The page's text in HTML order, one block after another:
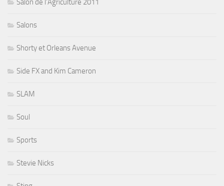
Salon de l'Agriculture 2011
Salons
Shorty et Orleans Avenue
Side FX and Kim Cameron
SLAM
Soul
Sports
Stevie Nicks